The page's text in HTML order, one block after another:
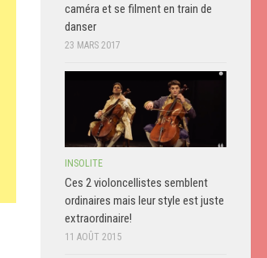
caméra et se filment en train de
danser
23 MARS 2017
INSOLITE
Ces 2 violoncellistes semblent
ordinaires mais leur style est juste
extraordinaire!
11 AOÛT 2015